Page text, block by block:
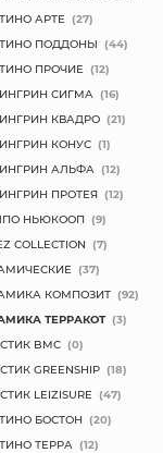
АРТЕ (27)
ПОДДОНЫ (44)
ПРОЧИЕ (12)
СИГМА (16)
КВАДРО (21)
КОНУС (1)
АЛЬФА (12)
ПРОТЕЯ (12)
НЬЮКООП (9)
COLLECTION (7)
(37)
КОМПОЗИТ (92)
ТЕРРАКОТ (3)
BMC (0)
GREENSHIP (18)
LEIZISURE (47)
БОСТОН (20)
ТЕРРА (12)